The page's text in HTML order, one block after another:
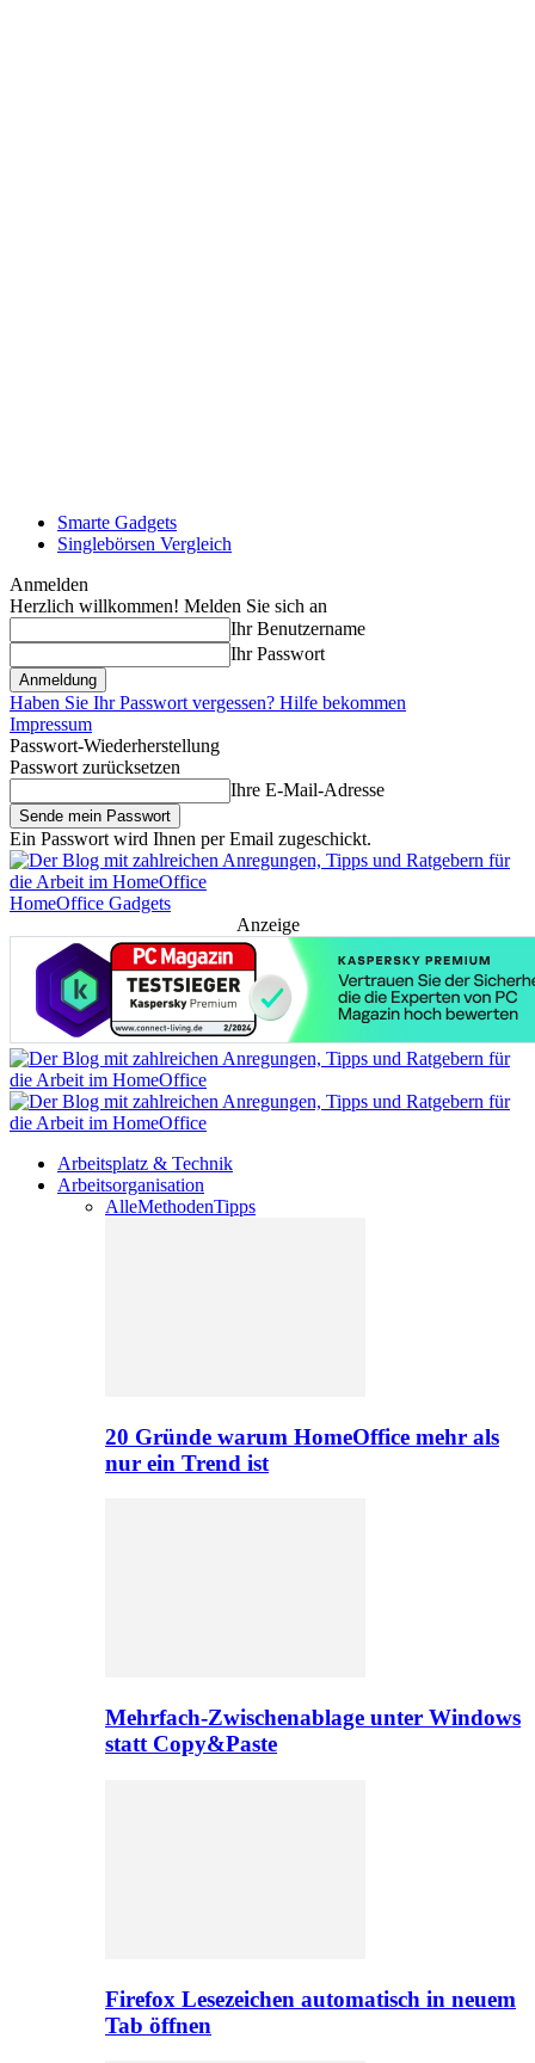
Smarte Gadgets
Singlebörsen Vergleich
Anmelden
Herzlich willkommen! Melden Sie sich an
Ihr Benutzername
Ihr Passwort
Haben Sie Ihr Passwort vergessen? Hilfe bekommen
Impressum
Passwort-Wiederherstellung
Passwort zurücksetzen
Ihre E-Mail-Adresse
Ein Passwort wird Ihnen per Email zugeschickt.
HomeOffice Gadgets
Anzeige
Arbeitsplatz & Technik
Arbeitsorganisation
AlleMethodenTipps
20 Gründe warum HomeOffice mehr als
nur ein Trend ist
Mehrfach-Zwischenablage unter Windows
statt Copy&Paste
Firefox Lesezeichen automatisch in neuem
Tab öffnen